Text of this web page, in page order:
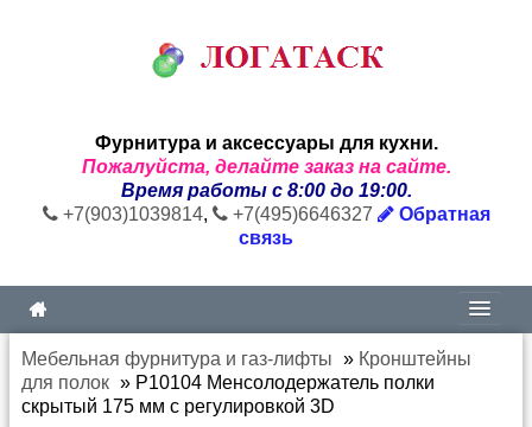
Фурнитура и аксессуары для кухни.
Пожалуйста, делайте заказ на сайте.
Время работы с 8:00 до 19:00.
+7(903)1039814, +7(495)6646327
Обратная
связь
Мебельная фурнитура и газ-лифты » Кронштейны
для полок » P10104 Менсолодержатель полки
скрытый 175 мм с регулировкой 3D